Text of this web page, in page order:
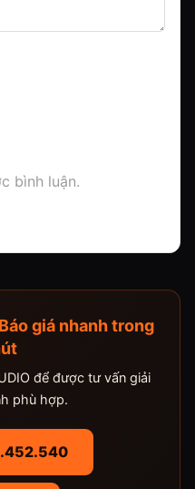
bình luận.
giá nhanh trong
để được tư vấn giải
phù hợp.